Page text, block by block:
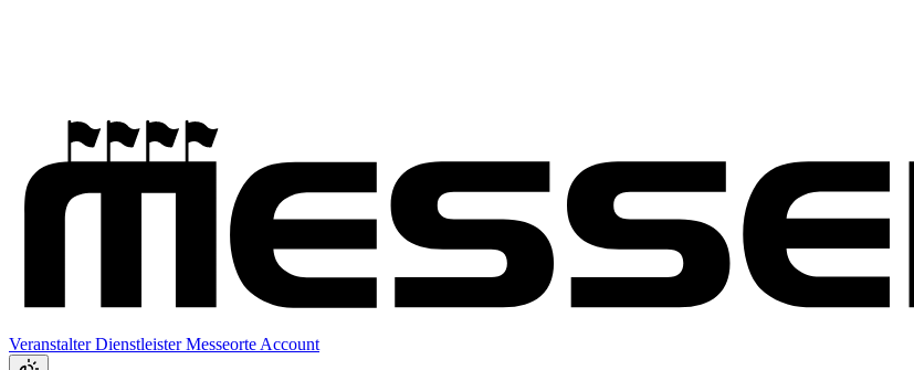
VeranstalterDienstleisterMesseorte Account